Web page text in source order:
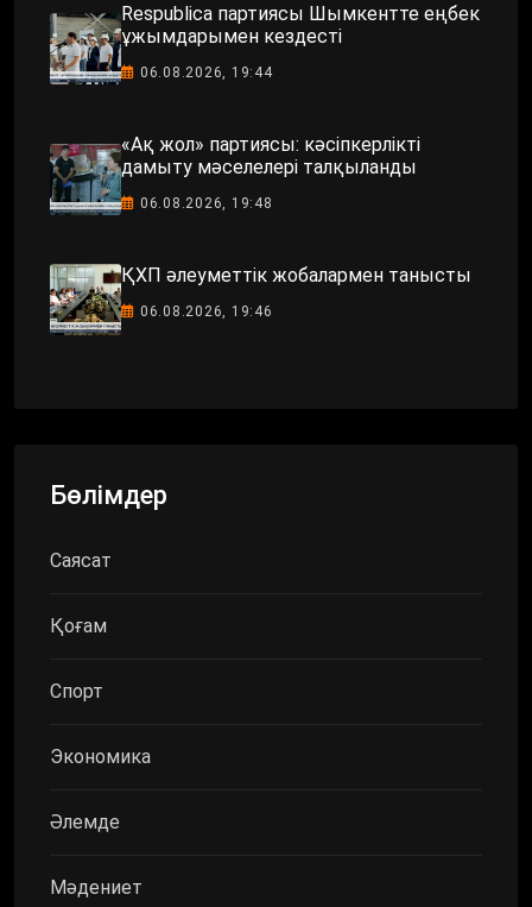
Respublica партиясы Шымкентте еңбек
ұжымдарымен кездесті
06.08.2026, 19:44
«Ақ жол» партиясы: кәсіпкерлікті
дамыту мәселелері талқыланды
06.08.2026, 19:48
ҚХП әлеуметтік жобалармен танысты
06.08.2026, 19:46
Бөлімдер
Саясат
Қоғам
Спорт
Экономика
Әлемде
Мәдениет